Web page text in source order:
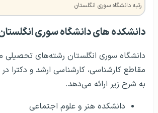
رتبه دانشگاه سوری انگلستان
دانشکده های دانشگاه سوری
دانشگاه سوری انگلستان رشته‌های تحصیلی
به شرح زیر ارائه می‌دهد.
دانشکده هنر و علوم اجتماعی